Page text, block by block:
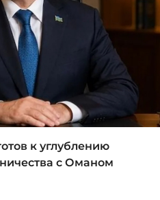
к углублению
с Оманом